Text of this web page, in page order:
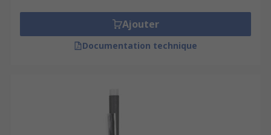
Ajouter
Documentation technique